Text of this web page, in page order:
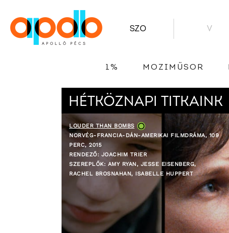
SZO V
1% MOZIMŰSOR
HÉTKÖZNAPI TITKAINK
LOUDER THAN BOMBS
NORVÉG-FRANCIA-DÁN-AMERIKAI FILMDRÁMA, 109
PERC, 2015
RENDEZŐ: JOACHIM TRIER
SZEREPLŐK: AMY RYAN, JESSE EISENBERG,
RACHEL BROSNAHAN, ISABELLE HUPPERT